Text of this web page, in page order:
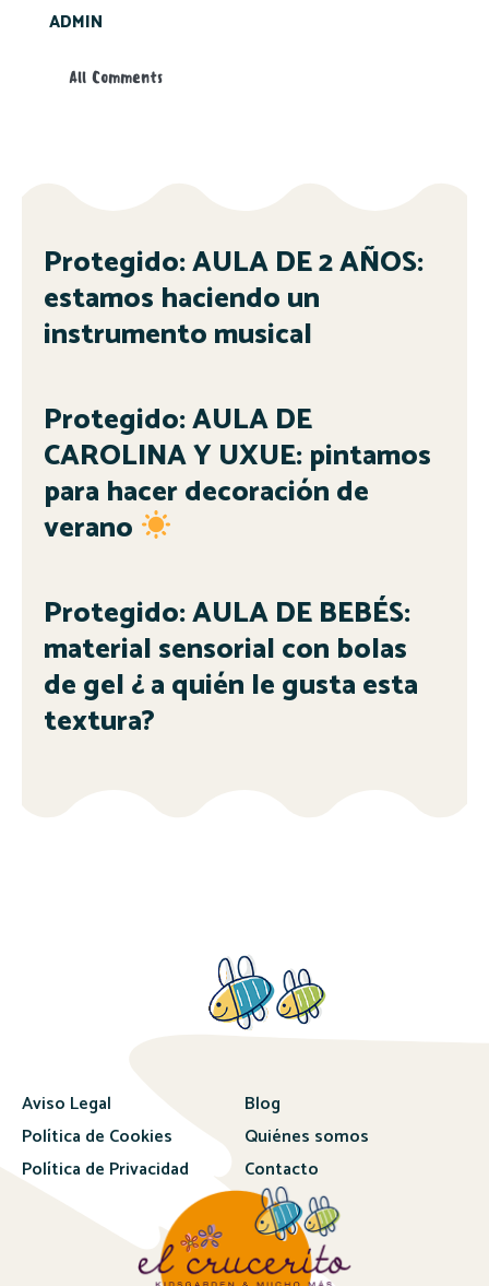
ADMIN
All Comments
Protegido: AULA DE 2 AÑOS:
estamos haciendo un
instrumento musical
Protegido: AULA DE
CAROLINA Y UXUE: pintamos
para hacer decoración de
verano
Protegido: AULA DE BEBÉS:
material sensorial con bolas
de gel ¿ a quién le gusta esta
textura?
Aviso Legal
Política de Cookies
Política de Privacidad
Blog
Quiénes somos
Contacto